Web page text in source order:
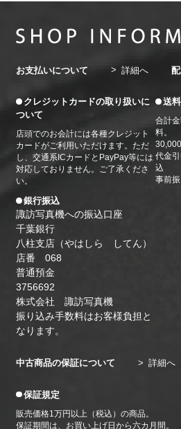
8月の休業日のお知らせ。8月3
（金）・10日（月）・14日（
2026/06/20
7月の休業日のお知らせ。7月3
（月）・10日（金）・13日（
日（月）・24日（金）・27日
2026/05/26
6月の休業日のお知らせ。6月1
（木）・8日（月）・13日（土
日（金）・22日（月）・26日
お支払いについて 詳細へ
クレジットカードの取り扱いに
ついて
店頭でのお会計には各種クレジット
カードがご利用いただけます。ただ
し、交通系ICカードとPayPay等には
対応しておりません。ご了承くださ
い。
銀行振込
諏訪写真機への振込口座
千葉銀行
八柱支店（やはしら してん）
店番 068
普通預金
3756692
株式会社 諏訪写真機
振り込み手数料はお客様負担と
なります。
送
合計
料。
代金
込
事前
中古商品の保証について 詳細へ
保証規定
販売価格1万円以上（税込）の商品。
保証期間は、お買い上げ日から六カ月間。